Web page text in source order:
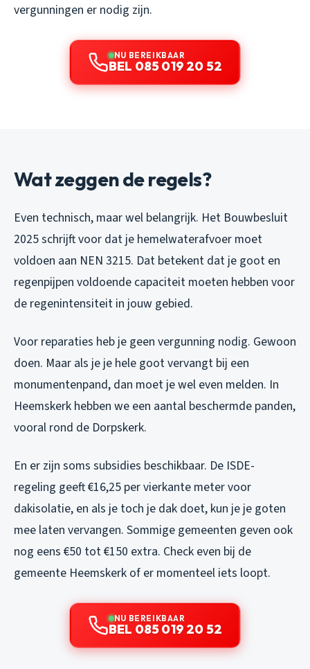
vergunningen er nodig zijn.
NU BEREIKBAAR
BEL 085 019 20 52
Wat zeggen de regels?
Even technisch, maar wel belangrijk. Het Bouwbesluit
2025 schrijft voor dat je hemelwaterafvoer moet
voldoen aan NEN 3215. Dat betekent dat je goot en
regenpijpen voldoende capaciteit moeten hebben voor
de regenintensiteit in jouw gebied.
Voor reparaties heb je geen vergunning nodig. Gewoon
doen. Maar als je je hele goot vervangt bij een
monumentenpand, dan moet je wel even melden. In
Heemskerk hebben we een aantal beschermde panden,
vooral rond de Dorpskerk.
En er zijn soms subsidies beschikbaar. De ISDE-
regeling geeft €16,25 per vierkante meter voor
dakisolatie, en als je toch je dak doet, kun je je goten
mee laten vervangen. Sommige gemeenten geven ook
nog eens €50 tot €150 extra. Check even bij de
gemeente Heemskerk of er momenteel iets loopt.
NU BEREIKBAAR
BEL 085 019 20 52